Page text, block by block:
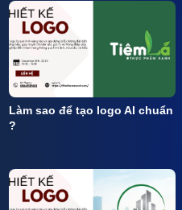
Làm sao để tạo logo AI chuẩn
?